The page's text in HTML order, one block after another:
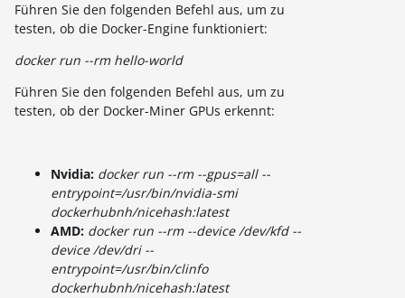
Führen Sie den folgenden Befehl aus, um zu
testen, ob die Docker-Engine funktioniert:
docker run --rm hello-world
Führen Sie den folgenden Befehl aus, um zu
testen, ob der Docker-Miner GPUs erkennt:
Nvidia: docker run --rm --gpus=all --
entrypoint=/usr/bin/nvidia-smi
dockerhubnh/nicehash:latest
AMD: docker run --rm --device /dev/kfd --
device /dev/dri --
entrypoint=/usr/bin/clinfo
dockerhubnh/nicehash:latest